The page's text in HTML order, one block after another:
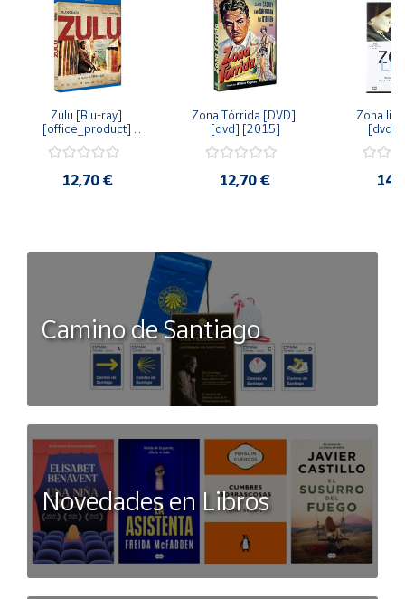
Zulu [Blu-ray]
[office_product]
12,70 €
Zona Tórrida [DVD]
[dvd] [2015]
12,70 €
Zona
[dvd]
Camino de Santiago
Novedades en Libros